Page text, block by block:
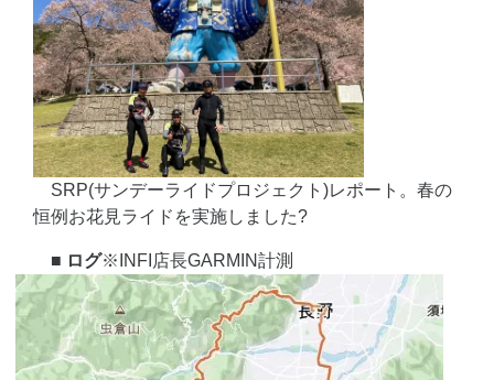
SRP(サンデーライドプロジェクト)レポート。春の
恒例お花見ライドを実施しました?
■ ログ※INFI店長GARMIN計測